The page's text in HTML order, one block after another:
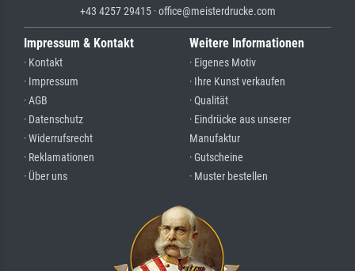
+43 4257 29415 · office@meisterdrucke.com
Impressum & Kontakt
· Kontakt
· Impressum
· AGB
· Datenschutz
· Widerrufsrecht
· Reklamationen
· Über uns
Weitere Informationen
· Eigenes Motiv
· Ihre Kunst verkaufen
· Qualität
· Eindrücke aus unserer
Manufaktur
· Gutscheine
· Muster bestellen